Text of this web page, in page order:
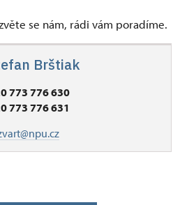
se nám, rádi vám poradíme.
Brštiak
773 776 630
773 776 631